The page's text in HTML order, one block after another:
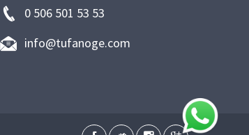
0 506 501 53 53
info@tufanoge.com